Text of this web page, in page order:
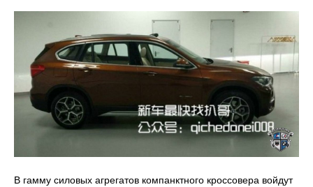
В гамму силовых агрегатов компанктного кроссовера войдут